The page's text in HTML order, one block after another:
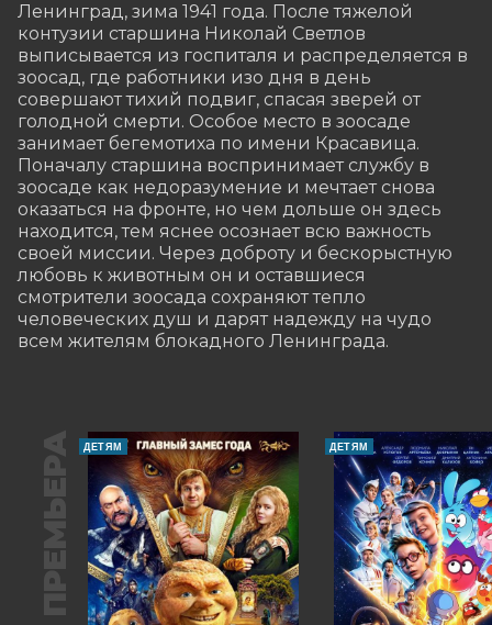
Ленинград, зима 1941 года. После тяжелой
контузии старшина Николай Светлов
выписывается из госпиталя и распределяется в
зоосад, где работники изо дня в день
совершают тихий подвиг, спасая зверей от
голодной смерти. Особое место в зоосаде
занимает бегемотиха по имени Красавица.
Поначалу старшина воспринимает службу в
зоосаде как недоразумение и мечтает снова
оказаться на фронте, но чем дольше он здесь
находится, тем яснее осознает всю важность
своей миссии. Через доброту и бескорыстную
любовь к животным он и оставшиеся
смотрители зоосада сохраняют тепло
человеческих душ и дарят надежду на чудо
всем жителям блокадного Ленинграда.
ПРЕМЬЕРА ДЕТЯМ ДЕТЯМ